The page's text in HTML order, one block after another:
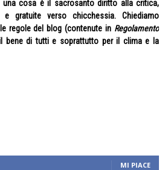
una cosa è il sacrosanto diritto alla critica,
gratuite verso chicchessia. Chiediamo
regole del blog (contenute in Regolamento
bene di tutti e soprattutto per il clima e la
MI PIACE